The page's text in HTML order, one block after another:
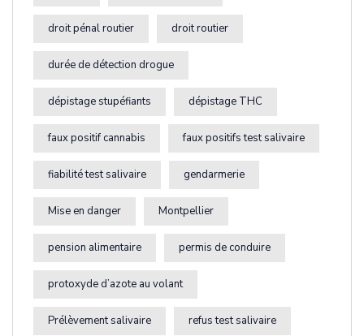
droit pénal routier droit routier
durée de détection drogue
dépistage stupéfiants dépistage THC
faux positif cannabis faux positifs test salivaire
fiabilité test salivaire gendarmerie
Mise en danger Montpellier
pension alimentaire permis de conduire
protoxyde d’azote au volant
Prélèvement salivaire refus test salivaire